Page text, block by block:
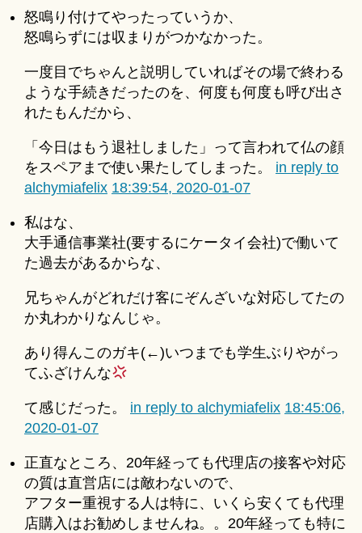
怒鳴り付けてやったっていうか、
怒鳴らずには収まりがつかなかった。
一度目でちゃんと説明していればその場で終わる
ような手続きだったのを、何度も何度も呼び出さ
れたもんだから、
「今日はもう退社しました」って言われて仏の顔
をスペアまで使い果たしてしまった。 in reply to
alchymiafelix 18:39:54, 2020-01-07
私はな、
大手通信事業社(要するにケータイ会社)で働いて
た過去があるからな、
兄ちゃんがどれだけ客にぞんざいな対応してたの
か丸わかりなんじゃ。
あり得んこのガキ(←)いつまでも学生ぶりやがっ
てふざけんな
て感じだった。 in reply to alchymiafelix 18:45:06,
2020-01-07
正直なところ、20年経っても代理店の接客や対応
の質は直営店には敵わないので、
アフター重視する人は特に、いくら安くても代理
店購入はお勧めしませんね。。20年経っても特に